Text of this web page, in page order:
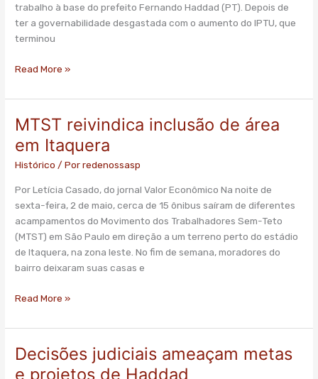
trabalho à base do prefeito Fernando Haddad (PT). Depois de
ter a governabilidade desgastada com o aumento do IPTU, que
terminou
Read More »
MTST reivindica inclusão de área
em Itaquera
Histórico / Porredenossasp
Por Letícia Casado, do jornal Valor Econômico Na noite de
sexta-feira, 2 de maio, cerca de 15 ônibus saíram de diferentes
acampamentos do Movimento dos Trabalhadores Sem-Teto
(MTST) em São Paulo em direção a um terreno perto do estádio
de Itaquera, na zona leste. No fim de semana, moradores do
bairro deixaram suas casas e
MTST
reivindica
inclusão
de
Read More »
Decisões judiciais ameaçam metas
e projetos de Haddad
Decisões